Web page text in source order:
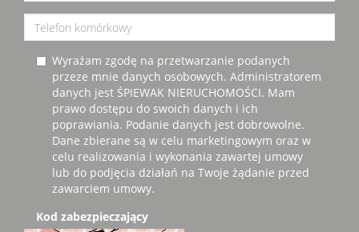
Wyrażam zgodę na przetwarzanie podanych
przeze mnie danych osobowych. Administratorem
danych jest ŚPIEWAK NIERUCHOMOŚCI. Mam
prawo dostępu do swoich danych i ich
poprawiania. Podanie danych jest dobrowolne.
Dane zbierane są w celu marketingowym oraz w
celu realizowania i wykonania zawartej umowy
lub do podjęcia działań na Twoje żądanie przed
zawarciem umowy.
Kod zabezpieczający